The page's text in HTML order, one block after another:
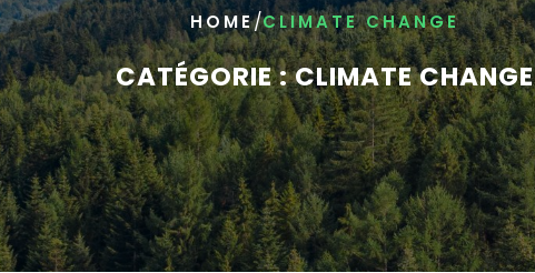
HOME/CLIMATE CHANGE
CATÉGORIE :CLIMATE CHANGE